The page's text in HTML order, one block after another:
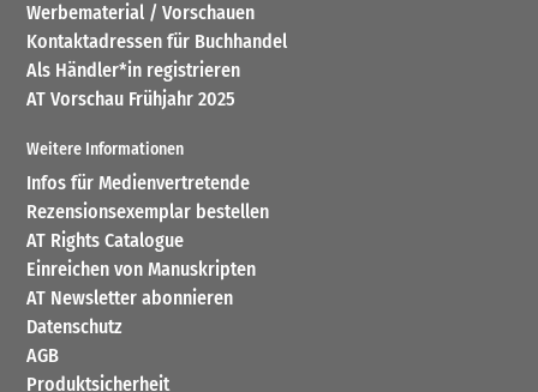
Werbematerial / Vorschauen
Kontaktadressen für Buchhandel
Als Händler*in registrieren
AT Vorschau Frühjahr 2025
Weitere Informationen
Infos für Medienvertretende
Rezensionsexemplar bestellen
AT Rights Catalogue
Einreichen von Manuskripten
AT Newsletter abonnieren
Datenschutz
AGB
Produktsicherheit